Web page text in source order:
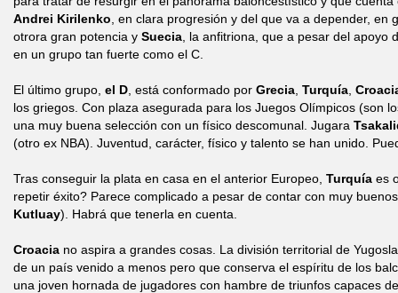
Andrei Kirilenko , en clara progresión y del que va a depender, en
otrora gran potencia y Suecia , la anfitriona, que a pesar del
en un grupo tan fuerte como el C.
El último grupo, el D , está conformado por Grecia Turquía
los griegos. Con plaza asegurada para los Juegos Olímpicos (son
una muy buena selección con un físico descomunal. Jugara
(otro ex NBA). Juventud, carácter, físico y talento se han unido.
Tras conseguir la plata en casa en el anterior Europeo, Turquía es
repetir éxito? Parece complicado a pesar de contar con muy
Kutluay). Habrá que tenerla en cuenta.
Croacia no aspira a grandes cosas. La división territorial de
de un país venido a menos pero que conserva el espíritu de los
una joven hornada de jugadores con hambre de triunfos capaces